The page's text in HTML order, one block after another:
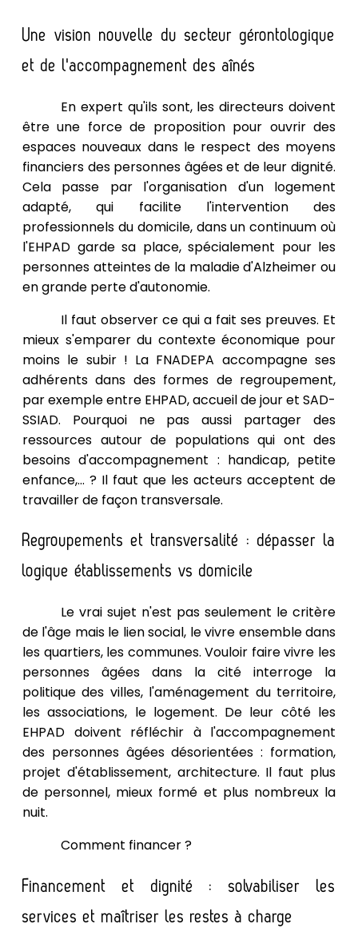
Une vision nouvelle du secteur gérontologique
et de l'accompagnement des aînés
En expert qu'ils sont, les directeurs doivent
être une force de proposition pour ouvrir des
espaces nouveaux dans le respect des moyens
financiers des personnes âgées et de leur dignité.
Cela passe par l'organisation d'un logement
adapté, qui facilite l'intervention des
professionnels du domicile, dans un continuum où
l'EHPAD garde sa place, spécialement pour les
personnes atteintes de la maladie d'Alzheimer ou
en grande perte d'autonomie.
Il faut observer ce qui a fait ses preuves. Et
mieux s'emparer du contexte économique pour
moins le subir ! La FNADEPA accompagne ses
adhérents dans des formes de regroupement,
par exemple entre EHPAD, accueil de jour et SAD-
SSIAD. Pourquoi ne pas aussi partager des
ressources autour de populations qui ont des
besoins d'accompagnement : handicap, petite
enfance,... ? Il faut que les acteurs acceptent de
travailler de façon transversale.
Regroupements et transversalité : dépasser la
logique établissements vs domicile
Le vrai sujet n'est pas seulement le critère
de l'âge mais le lien social, le vivre ensemble dans
les quartiers, les communes. Vouloir faire vivre les
personnes âgées dans la cité interroge la
politique des villes, l'aménagement du territoire,
les associations, le logement. De leur côté les
EHPAD doivent réfléchir à l'accompagnement
des personnes âgées désorientées : formation,
projet d'établissement, architecture. Il faut plus
de personnel, mieux formé et plus nombreux la
nuit.
Comment financer ?
Financement et dignité : solvabiliser les
services et maîtriser les restes à charge